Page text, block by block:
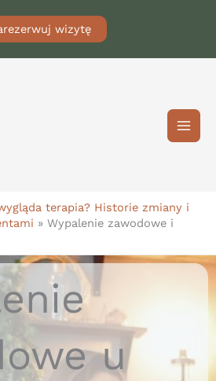
wizytę
terapia? Historie zmiany i
» Wypalenie zawodowe i
u